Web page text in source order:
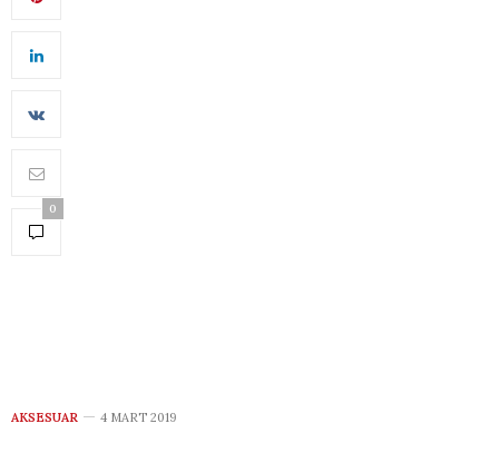
0
AKSESUAR 4 MART 2019